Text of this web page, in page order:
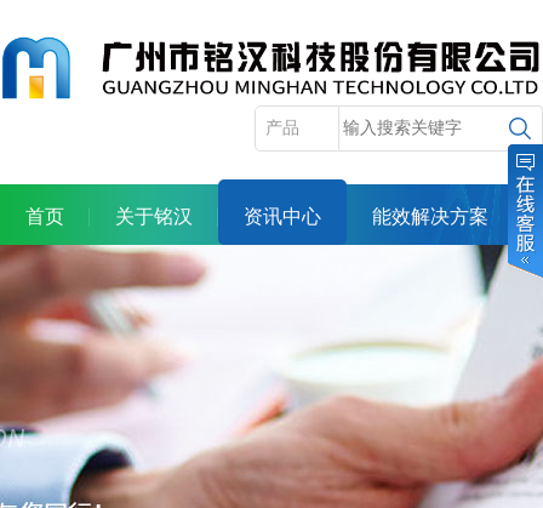
首页 关于铭汉 资讯中心 能效解决方案
服务体系 人力资源
投资者关系